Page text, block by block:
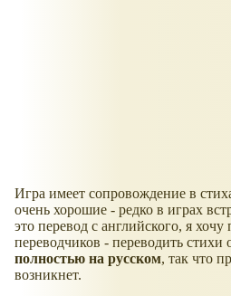
Игра имеет сопровождение в
очень хорошие - редко в играх
это перевод с английского, я хочу
переводчиков - переводить стихи
полностью на русском, так что
возникнет.